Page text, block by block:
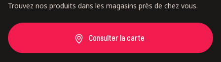
Trouvez nos produits dans les magasins près de chez vous.
Consulter la carte